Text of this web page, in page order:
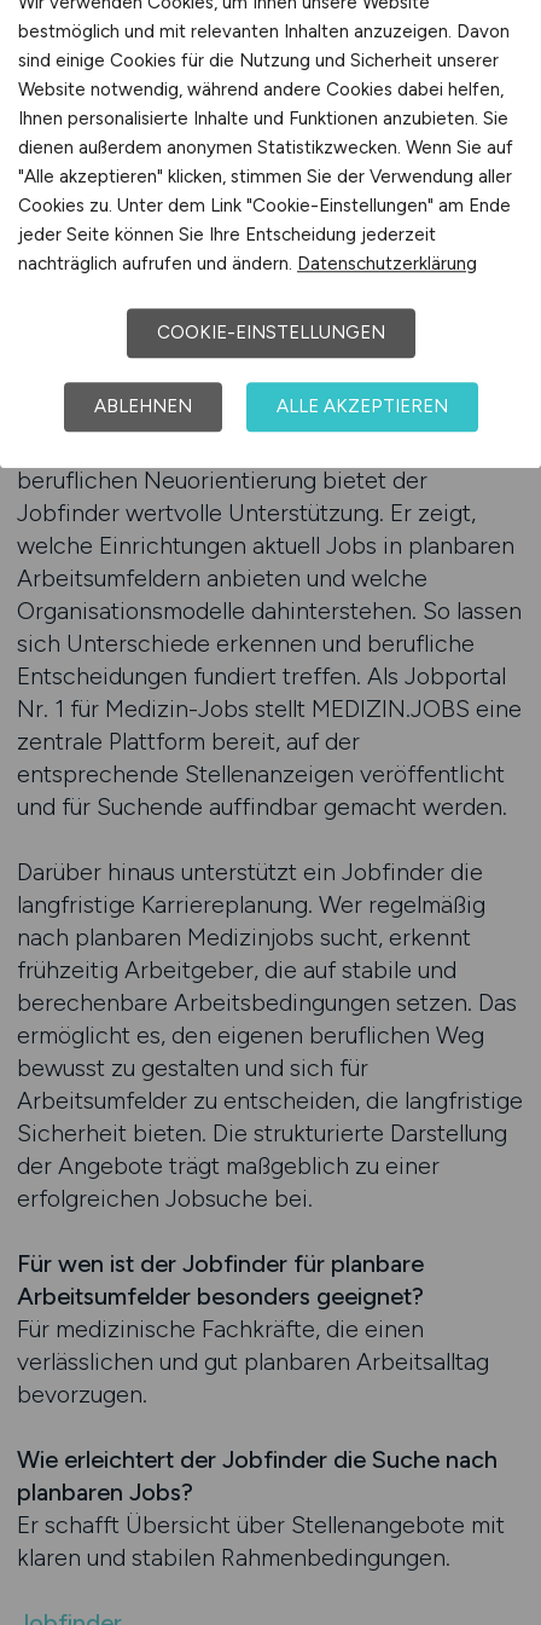
Durch den Einsatz eines Jobfinders lassen sich
unpassende Angebote schneller ausblenden,
während Stellenanzeigen mit planbaren
Strukturen übersichtlich dargestellt werden.
Arbeitnehmer sparen Zeit und können sich
gezielt auf Jobs konzentrieren, die ihren
Vorstellungen von Sicherheit und Organisation
entsprechen. Das erhöht die Qualität der
Fehlentscheidungen. Besonders im
medizinischen Umfeld ist diese Klarheit
entscheidend für langfristige Zufriedenheit.
beruflichen Neuorientierung bietet der
Jobfinder wertvolle Unterstützung. Er zeigt,
welche Einrichtungen aktuell Jobs in planbaren
Arbeitsumfeldern anbieten und welche
Organisationsmodelle dahinterstehen. So lassen
sich Unterschiede erkennen und berufliche
Entscheidungen fundiert treffen. Als Jobportal
Nr. 1 für Medizin-Jobs stellt MEDIZIN.JOBS eine
zentrale Plattform bereit, auf der
entsprechende Stellenanzeigen veröffentlicht
und für Suchende auffindbar gemacht werden.
Darüber hinaus unterstützt ein Jobfinder die
langfristige Karriereplanung. Wer regelmäßig
nach planbaren Medizinjobs sucht, erkennt
frühzeitig Arbeitgeber, die auf stabile und
berechenbare Arbeitsbedingungen setzen. Das
ermöglicht es, den eigenen beruflichen Weg
bewusst zu gestalten und sich für
Arbeitsumfelder zu entscheiden, die langfristige
Sicherheit bieten. Die strukturierte Darstellung
der Angebote trägt maßgeblich zu einer
erfolgreichen Jobsuche bei.
Für wen ist der Jobfinder für planbare
Arbeitsumfelder besonders geeignet?
Für medizinische Fachkräfte, die einen
verlässlichen und gut planbaren Arbeitsalltag
bevorzugen.
Wie erleichtert der Jobfinder die Suche nach
planbaren Jobs?
Er schafft Übersicht über Stellenangebote mit
klaren und stabilen Rahmenbedingungen.
bestmöglich und mit relevanten Inhalten anzuzeigen. Davon
sind einige Cookies für die Nutzung und Sicherheit unserer
Website notwendig, während andere Cookies dabei helfen,
Ihnen personalisierte Inhalte und Funktionen anzubieten. Sie
dienen außerdem anonymen Statistikzwecken. Wenn Sie auf
"Alle akzeptieren" klicken, stimmen Sie der Verwendung aller
Cookies zu. Unter dem Link "Cookie-Einstellungen" am Ende
jeder Seite können Sie Ihre Entscheidung jederzeit
nachträglich aufrufen und ändern. Datenschutzerklärung
COOKIE-EINSTELLUNGEN
ABLEHNEN ALLE AKZEPTIEREN